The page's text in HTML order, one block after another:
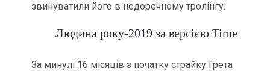
звинуватили його в недоречному тролінгу.
Людина року-2019 за версією Time
За минулі 16 місяців з початку страйку Грета